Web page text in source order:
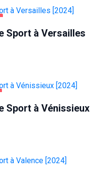
Sport à Versailles
Sport à Vénissieux